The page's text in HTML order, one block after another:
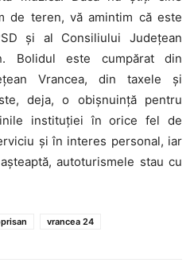
de teren, vă amintim că este
și al Consiliului Județean
Bolidul este cumpărat din
Vrancea, din taxele și
deja, o obișnuință pentru
instituției în orice fel de
și în interes personal, iar
autoturismele stau cu
vrancea 24